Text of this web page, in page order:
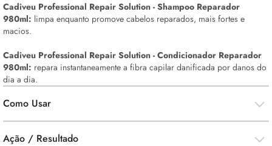
Cadiveu Professional Repair Solution - Shampoo Reparador
980ml: limpa enquanto promove cabelos reparados, mais fortes e
macios.
Cadiveu Professional Repair Solution - Condicionador Reparador
980ml: repara instantaneamente a fibra capilar danificada por danos do
dia a dia.
Como Usar
Ação / Resultado